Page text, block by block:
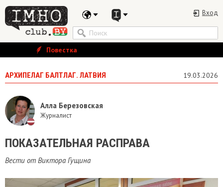
Вход
Повестка
АРХИПЕЛАГ БАЛТЛАГ. ЛАТВИЯ 19.03.2026
Алла Березовская
Журналист
ПОКАЗАТЕЛЬНАЯ РАСПРАВА
Вести от Виктора Гущина